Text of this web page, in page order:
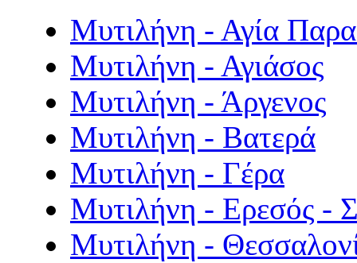
Μυτιλήνη - Αγία
Μυτιλήνη - Αγιάσος
Μυτιλήνη - Άργενος
Μυτιλήνη - Βατερά
Μυτιλήνη - Γέρα
Μυτιλήνη - Ερεσός -
Μυτιλήνη -